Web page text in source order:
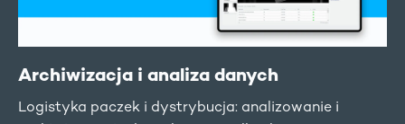
Archiwizacja i analiza danych
Logistyka paczek i dystrybucja: analizowanie i